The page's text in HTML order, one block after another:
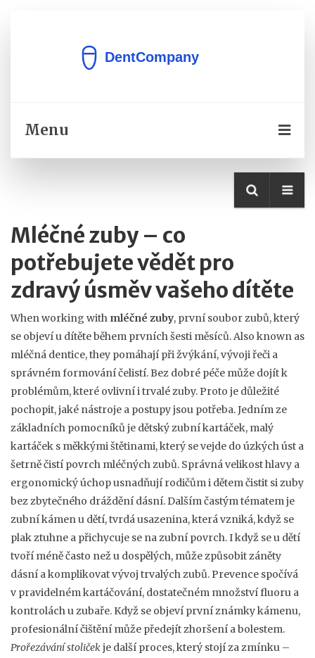
Menu
Mléčné zuby – co
potřebujete vědět pro
zdravý úsměv vašeho dítěte
When working with mléčné zuby, první soubor zubů, který
se objeví u dítěte během prvních šesti měsíců. Also known as
mléčná dentice, they pomáhají při žvýkání, vývoji řeči a
správném formování čelistí. Bez dobré péče může dojít k
problémům, které ovlivní i trvalé zuby. Proto je důležité
pochopit, jaké nástroje a postupy jsou potřeba. Jedním ze
základních pomocníků je dětský zubní kartáček, malý
kartáček s měkkými štětinami, který se vejde do úzkých úst a
šetrně čistí povrch mléčných zubů. Správná velikost hlavy a
ergonomický úchop usnadňují rodičům i dětem čistit si zuby
bez zbytečného dráždění dásní. Dalším častým tématem je
zubní kámen u dětí,tvrdá usazenina, která vzniká, když se
plak ztuhne a přichycuje se na zubní povrch. I když se u dětí
tvoří méně často než u dospělých, může způsobit záněty
dásní a komplikovat vývoj trvalých zubů. Prevence spočívá
v pravidelném kartáčování, dostatečném množství fluoru a
kontrolách u zubaře. Když se objeví první známky kámenu,
profesionální čištění může předejít zhoršení a bolestem.
Prořezávání stoličekje další proces, který stojí za zmínku –